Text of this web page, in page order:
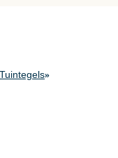
Tuintegels»